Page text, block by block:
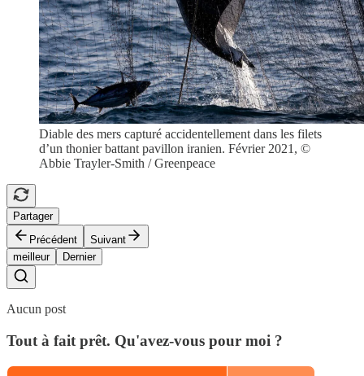
Diable des mers capturé accidentellement dans les filets
d’un thonier battant pavillon iranien. Février 2021, ©
Abbie Trayler-Smith / Greenpeace
Partager
Précédent
Suivant
meilleur
Dernier
Aucun post
Tout à fait prêt. Qu'avez-vous pour moi ?